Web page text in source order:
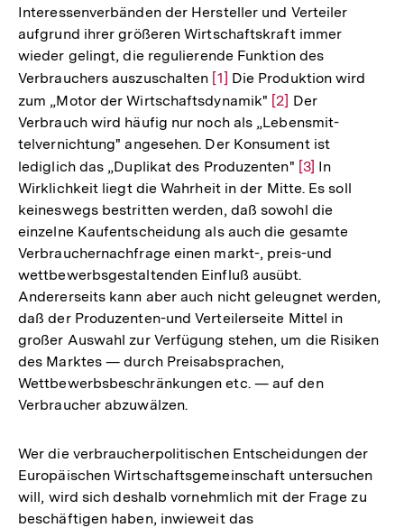
Interessenverbänden der Hersteller und Verteiler
aufgrund ihrer größeren Wirtschaftskraft immer
wieder gelingt, die regulierende Funktion des
Verbrauchers auszuschalten Zur
Auflösung
der
Fußnote
[1] Die Produktion wird
zum „Motor der Wirtschaftsdynamik" Zur
Auflösung
der
Fußnote
[2] Der
Verbrauch wird häufig nur noch als „Lebensmit-
telvernichtung" angesehen. Der Konsument ist
lediglich das „Duplikat des Produzenten" Zur
Auflösung
der
Fußnote
[3] In
Wirklichkeit liegt die Wahrheit in der Mitte. Es soll
keineswegs bestritten werden, daß sowohl die
einzelne Kaufentscheidung als auch die gesamte
Verbrauchernachfrage einen markt-, preis-und
wettbewerbsgestaltenden Einfluß ausübt.
Andererseits kann aber auch nicht geleugnet werden,
daß der Produzenten-und Verteilerseite Mittel in
großer Auswahl zur Verfügung stehen, um die Risiken
des Marktes — durch Preisabsprachen,
Wettbewerbsbeschränkungen etc. — auf den
Verbraucher abzuwälzen.
Wer die verbraucherpolitischen Entscheidungen der
Europäischen Wirtschaftsgemeinschaft untersuchen
will, wird sich deshalb vornehmlich mit der Frage zu
beschäftigen haben, inwieweit das